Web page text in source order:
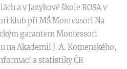
a v Jazykové škole ROSA v
klub při MŠ Montessori Na
garantem Montessori
Akademii J. A. Komenského,
a statistiky ČR